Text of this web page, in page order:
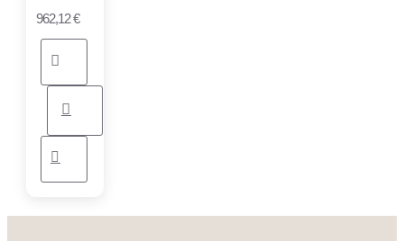
962,12 €